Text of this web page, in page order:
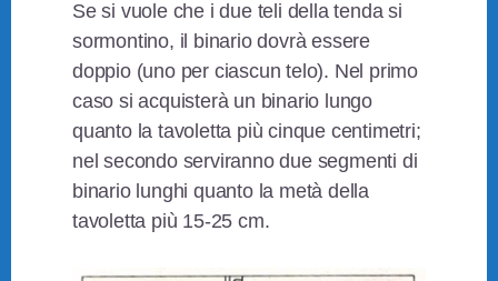
Se si vuole che i due teli della tenda si
sormontino, il binario dovrà essere
doppio (uno per ciascun telo). Nel primo
caso si acquisterà un binario lungo
quanto la tavoletta più cinque centimetri;
nel secondo serviranno due segmenti di
binario lunghi quanto la metà della
tavoletta più 15-25 cm.